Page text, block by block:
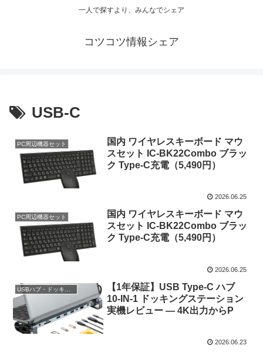
一人で探すより、みんなでシェア
コツコツ情報シェア
USB-C
PC周辺機器セット
国内 ワイヤレスキーボード マウ
スセット IC-BK22Combo ブラッ
ク Type-C充電（5,490円）
2026.06.25
PC周辺機器セット
国内 ワイヤレスキーボード マウ
スセット IC-BK22Combo ブラッ
ク Type-C充電（5,490円）
2026.06.25
USBハブ・ドッキングステーション
【1年保証】USB Type-C ハブ
10-IN-1 ドッキングステーション
実機レビュー — 4K出力からP
2026.06.23